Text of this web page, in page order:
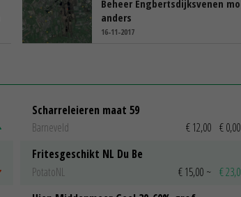
Beheer Engbertsdijksvenen
anders
16-11-2017
Scharreleieren maat 59
Barneveld
€ 12,00 € 0,00
Fritesgeschikt NL Du Be
PotatoNL
€ 15,00 ~ €